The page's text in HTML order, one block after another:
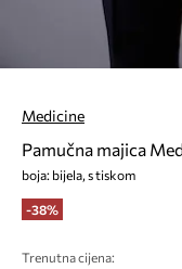
Medicine
Pamučna majica
boja: bijela, s tiskom
-38%
Trenutna cijena: